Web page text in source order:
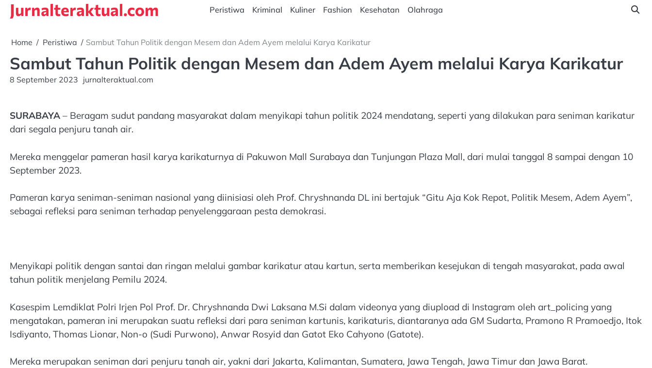
SkipJurnalteraktual.com Peristiwa Kriminal Kuliner Fashion Kesehatan Olahraga
Home Peristiwa Sambut Tahun Politik dengan Mesem dan Adem Ayem melalui Karya Karikatur
Sambut Tahun Politik dengan Mesem dan Adem Ayem melalui Karya Karikatur
8 September 2023 jurnalteraktual.com
SURABAYA – Beragam sudut pandang masyarakat dalam menyikapi tahun politik 2024 mendatang, seperti yang dilakukan para seniman karikatur
dari segala penjuru tanah air.
Mereka menggelar pameran hasil karya karikaturnya di Pakuwon Mall Surabaya dan Tunjungan Plaza Mall, dari mulai tanggal 8 sampai dengan 10
September 2023.
Pameran karya seniman-seniman nasional yang diinisiasi oleh Prof. Chryshnanda DL ini bertajuk “Gitu Aja Kok Repot, Politik Mesem, Adem Ayem”,
sebagai refleksi para seniman terhadap penyelenggaraan pesta demokrasi.
Menyikapi politik dengan santai dan ringan melalui gambar karikatur atau kartun, serta memberikan kesejukan di tengah masyarakat, pada awal
tahun politik menjelang Pemilu 2024.
Kasespim Lemdiklat Polri Irjen Pol Prof. Dr. Chryshnanda Dwi Laksana M.Si dalam videonya yang diupload di Instagram oleh art_policing yang
mengatakan, pameran ini merupakan suatu refleksi dari para seniman kartunis, karikaturis, diantaranya ada GM Sudarta, Pramono R Pramoedjo, Itok
Isdiyanto, Thomas Lionar, Non-o (Sudi Purwono), Anwar Rosyid dan Gatot Eko Cahyono (Gatote).
Mereka merupakan seniman dari penjuru tanah air, yakni dari Jakarta, Kalimantan, Sumatera, Jawa Tengah, Jawa Timur dan Jawa Barat.